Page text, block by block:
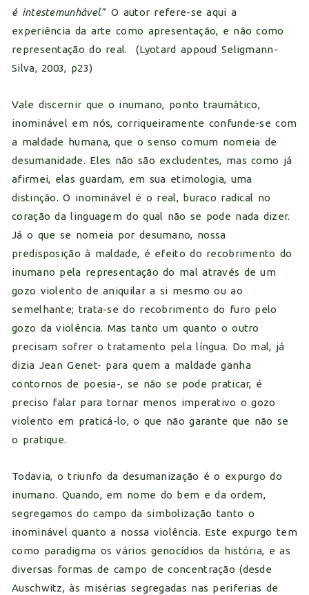
é intestemunhável.” O autor refere-se aqui a
experiência da arte como apresentação, e não como
representação do real. (Lyotard appoud Seligmann-
Silva, 2003, p23)
Vale discernir que o inumano, ponto traumático,
inominável em nós, corriqueiramente confunde-se com
a maldade humana, que o senso comum nomeia de
desumanidade. Eles não são excludentes, mas como já
afirmei, elas guardam, em sua etimologia, uma
distinção. O inominável é o real, buraco radical no
coração da linguagem do qual não se pode nada dizer.
Já o que se nomeia por desumano, nossa
predisposição à maldade, é efeito do recobrimento do
inumano pela representação do mal através de um
gozo violento de aniquilar a si mesmo ou ao
semelhante; trata-se do recobrimento do furo pelo
gozo da violência. Mas tanto um quanto o outro
precisam sofrer o tratamento pela língua. Do mal, já
dizia Jean Genet- para quem a maldade ganha
contornos de poesia-, se não se pode praticar, é
preciso falar para tornar menos imperativo o gozo
violento em praticá-lo, o que não garante que não se
o pratique.
Todavia, o triunfo da desumanização é o expurgo do
inumano. Quando, em nome do bem e da ordem,
segregamos do campo da simbolização tanto o
inominável quanto a nossa violência. Este expurgo tem
como paradigma os vários genocídios da história, e as
diversas formas de campo de concentração (desde
Auschwitz, às misérias segregadas nas periferias de